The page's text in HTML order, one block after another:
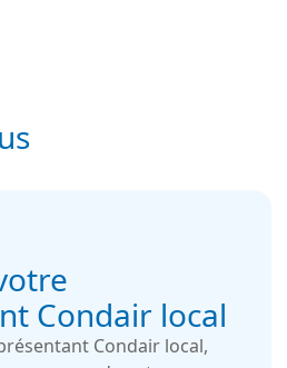
durée de vie dans les
Condair local
Condair local,